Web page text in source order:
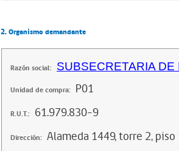
2. Organismo demandante
Razón social: SUBSECRETARIA DE
Unidad de compra: P01
R.U.T.: 61.979.830-9
Dirección: Alameda 1449, torre 2,